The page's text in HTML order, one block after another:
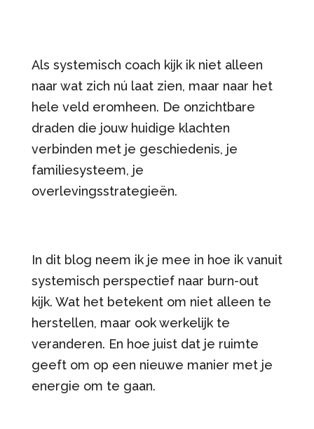
Als systemisch coach kijk ik niet alleen
naar wat zich nú laat zien, maar naar het
hele veld eromheen. De onzichtbare
draden die jouw huidige klachten
verbinden met je geschiedenis, je
familiesysteem, je
overlevingsstrategieën.
In dit blog neem ik je mee in hoe ik vanuit
systemisch perspectief naar burn-out
kijk. Wat het betekent om niet alleen te
herstellen, maar ook werkelijk te
veranderen. En hoe juist dat je ruimte
geeft om op een nieuwe manier met je
energie om te gaan.